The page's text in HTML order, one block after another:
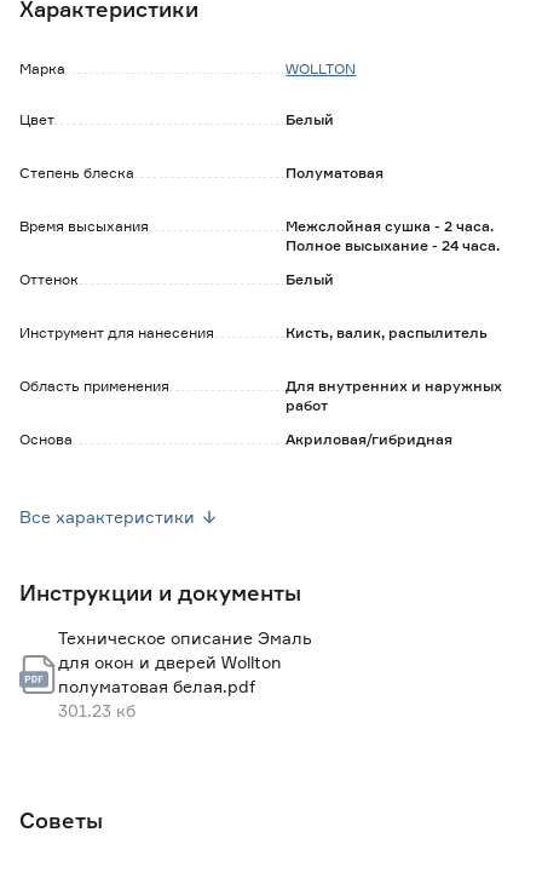
- обладает высокой адгезией к основанию;
- устойчива к воздействию неабразивных моющих
Не подходит для окраски полов.
Характеристики
Марка WOLLTON
Цвет Белый
Степень блеска Полуматовая
Время высыхания
Межслойная сушка - 2 часа.
Полное высыхание - 24 часа.
Оттенок
Белый
Инструмент для нанесения Кисть, валик, распылитель
Область применения
Для внутренних и наружных
работ
Основа
Акриловая/гибридная
Масса (кг) 2.2
Расход в один слой до (м2/кг)
Рекомендуемое количество слоев
Тип
Все характеристики
Инструкции и документы
Техническое описание Эмаль
для окон и дверей Wollton
полуматовая белая.pdf
301.23 кб
Советы